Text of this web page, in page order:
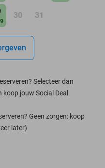
30 31
Selecteer dan
koop jouw Social Deal
Geen zorgen: koop
later)